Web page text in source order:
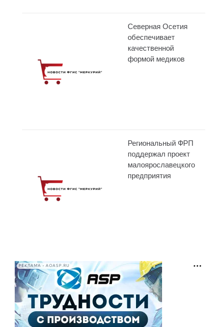
Северная Осетия
обеспечивает
качественной
формой медиков
Региональный ФРП
поддержал проект
малоярославецкого
предприятия
РЕКЛАМА • AOASP.RU